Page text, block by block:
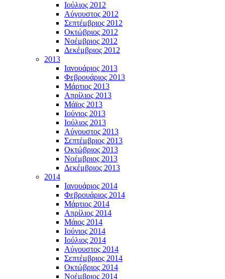
Ιούλιος 2012
Αύγουστος 2012
Σεπτέμβριος 2012
Οκτώβριος 2012
Νοέμβριος 2012
Δεκέμβριος 2012
2013
Ιανουάριος 2013
Φεβρουάριος 2013
Μάρτιος 2013
Απρίλιος 2013
Μάϊος 2013
Ιούνιος 2013
Ιούλιος 2013
Αύγουστος 2013
Σεπτέμβριος 2013
Οκτώβριος 2013
Νοέμβριος 2013
Δεκέμβριος 2013
2014
Ιανουάριος 2014
Φεβρουάριος 2014
Μάρτιος 2014
Απρίλιος 2014
Μάιος 2014
Ιούνιος 2014
Ιούλιος 2014
Αύγουστος 2014
Σεπτέμβριος 2014
Οκτώβριος 2014
Νοέμβριος 2014